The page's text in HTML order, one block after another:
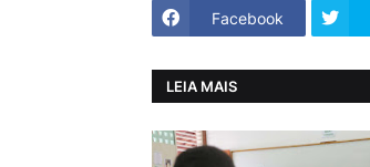
Facebook
LEIA MAIS